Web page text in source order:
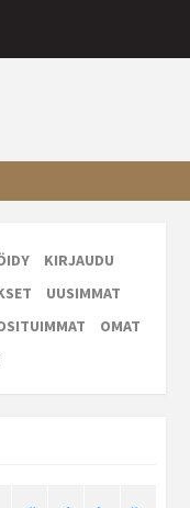
KIRJAUDU
UUSIMMAT
OMAT